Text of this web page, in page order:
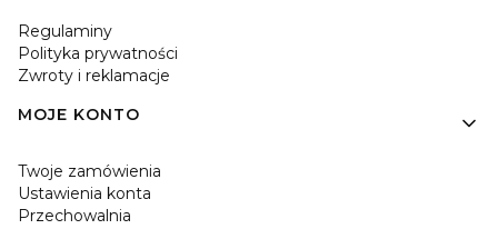
Regulaminy
Polityka prywatności
Zwroty i reklamacje
MOJE KONTO
Twoje zamówienia
Ustawienia konta
Przechowalnia